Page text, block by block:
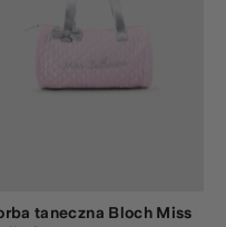
taneczna Bloch Miss